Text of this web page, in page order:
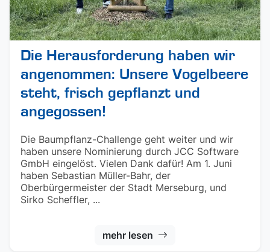
Die Herausforderung haben wir
angenommen: Unsere Vogelbeere
steht, frisch gepflanzt und
angegossen!
Die Baumpflanz-Challenge geht weiter und wir
haben unsere Nominierung durch JCC Software
GmbH eingelöst. Vielen Dank dafür! Am 1. Juni
haben Sebastian Müller-Bahr, der
Oberbürgermeister der Stadt Merseburg, und
Sirko Scheffler, ...
mehr lesen